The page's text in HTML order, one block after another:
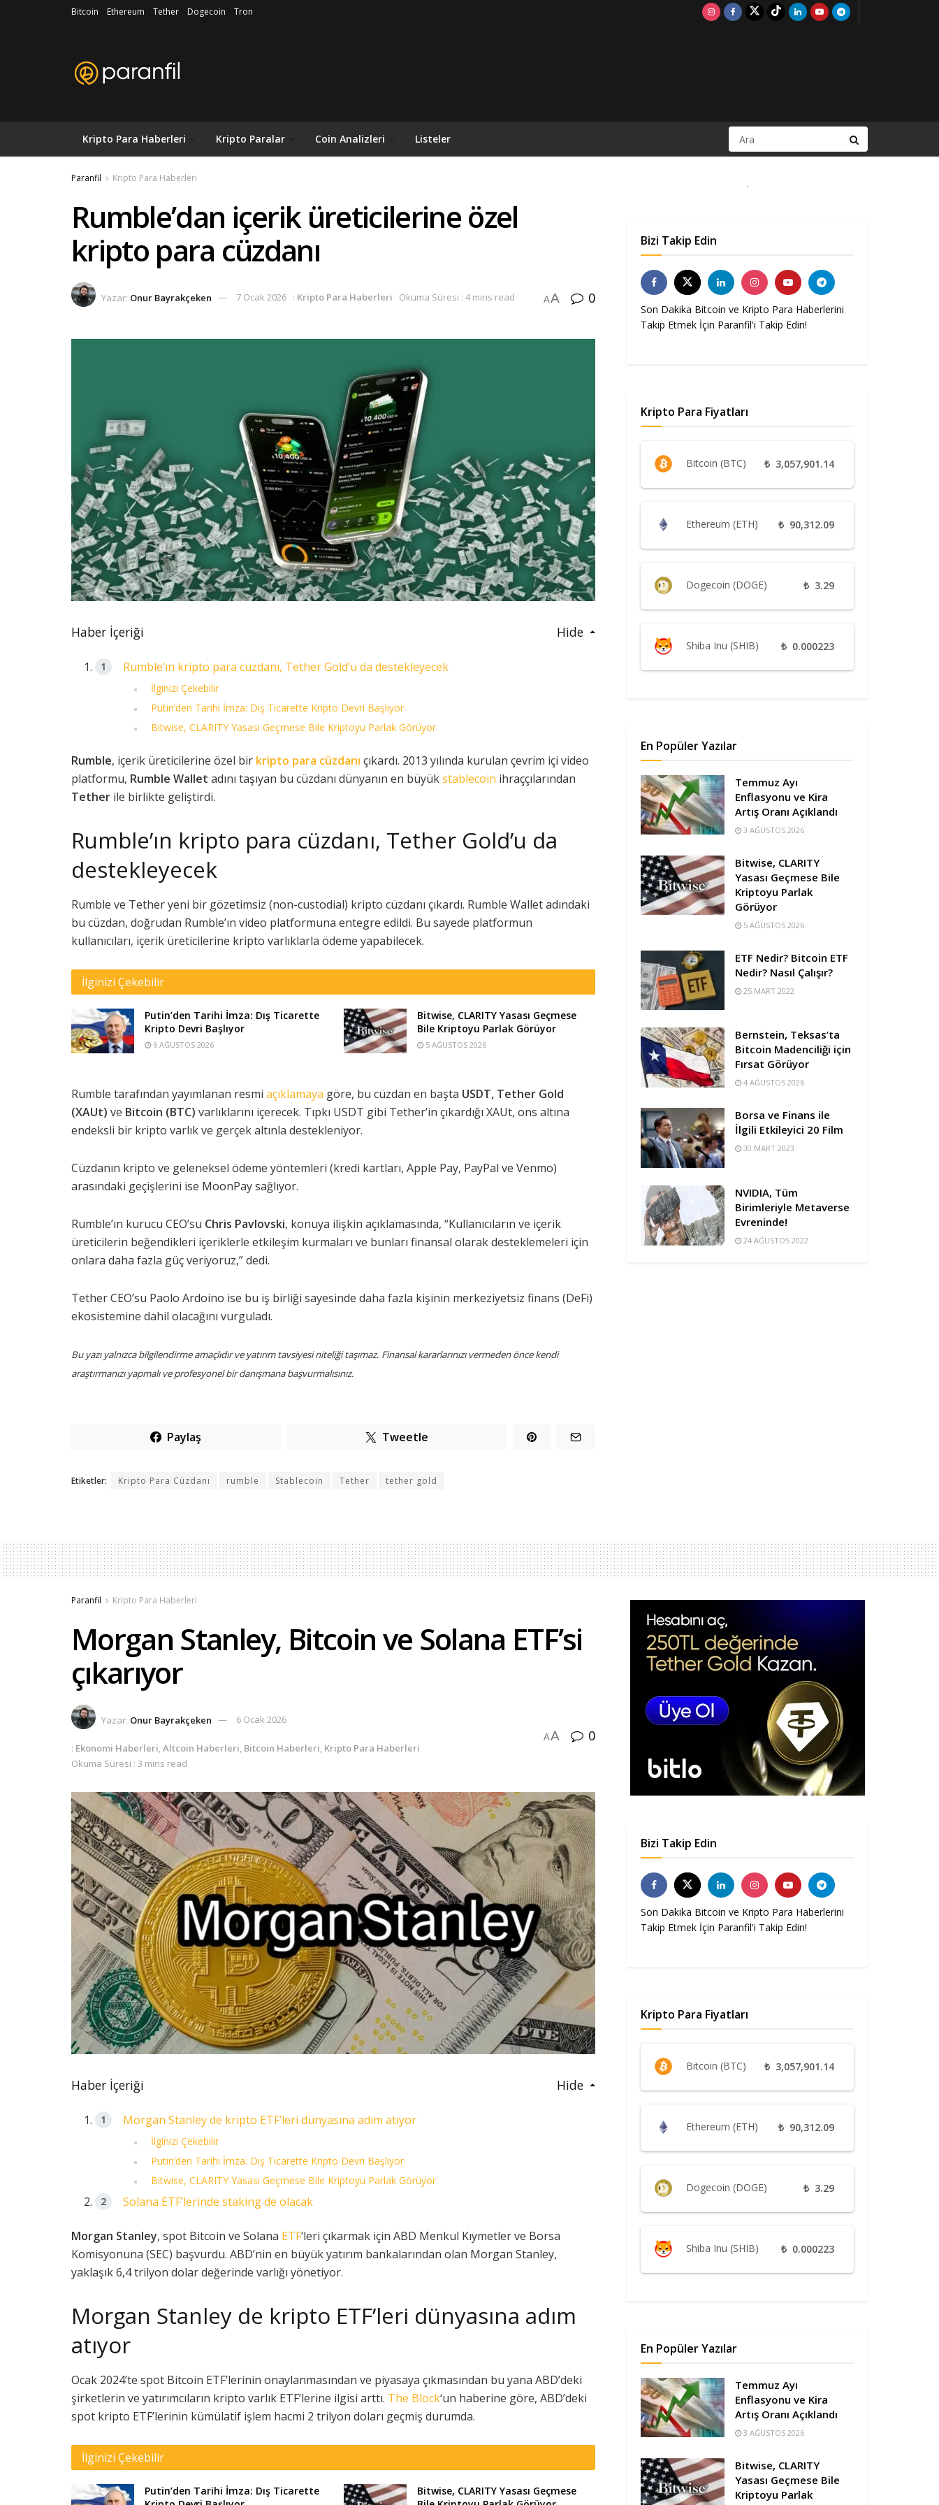
Bitcoin Ethereum Tether Dogecoin Tron
Kripto Para Haberleri Kripto Paralar Coin Analizleri Listeler
Paranfil Kripto Para Haberleri
Rumble’dan içerik üreticilerine özel
kripto para cüzdanı
Yazar: Onur Bayrakçeken 7 Ocak 2026 : Kripto Para Haberleri Okuma Süresi : 4 mins read AA 0
Haber İçeriği Hide
Rumble’ın kripto para cüzdanı, Tether Gold’u da destekleyecek
İlginizi Çekebilir
Putin’den Tarihi İmza: Dış Ticarette Kripto Devri Başlıyor
Bitwise, CLARITY Yasası Geçmese Bile Kriptoyu Parlak Görüyor
Rumble, içerik üreticilerine özel bir kripto para cüzdanı çıkardı. 2013 yılında kurulan çevrim içi video
platformu, Rumble Wallet adını taşıyan bu cüzdanı dünyanın en büyükstablecoin ihraççılarından
Tether ile birlikte geliştirdi.
Rumble’ın kripto para cüzdanı, Tether Gold’u da
destekleyecek
Rumble ve Tether yeni bir gözetimsiz (non-custodial) kripto cüzdanı çıkardı. Rumble Wallet adındaki
bu cüzdan, doğrudan Rumble’ın video platformuna entegre edildi. Bu sayede platformun
kullanıcıları, içerik üreticilerine kripto varlıklarla ödeme yapabilecek.
İlginizi Çekebilir
Putin’den Tarihi İmza: Dış Ticarette
Kripto Devri Başlıyor
6 AĞUSTOS 2026
Bitwise, CLARITY Yasası Geçmese
Bile Kriptoyu Parlak Görüyor
5 AĞUSTOS 2026
Rumble tarafından yayımlanan resmi açıklamaya göre, bu cüzdan en başta USDT, Tether Gold
(XAUt) ve Bitcoin (BTC) varlıklarını içerecek. Tıpkı USDT gibi Tether’in çıkardığı XAUt, ons altına
endeksli bir kripto varlık ve gerçek altınla destekleniyor.
Cüzdanın kripto ve geleneksel ödeme yöntemleri (kredi kartları, Apple Pay, PayPal ve Venmo)
arasındaki geçişlerini ise MoonPay sağlıyor.
Rumble’ın kurucu CEO’su Chris Pavlovski, konuya ilişkin açıklamasında, “Kullanıcıların ve içerik
üreticilerin beğendikleri içeriklerle etkileşim kurmaları ve bunları finansal olarak desteklemeleri için
onlara daha fazla güç veriyoruz,” dedi.
Tether CEO’su Paolo Ardoino ise bu iş birliği sayesinde daha fazla kişinin merkeziyetsiz finans (DeFi)
ekosistemine dahil olacağını vurguladı.
Bu yazı yalnızca bilgilendirme amaçlıdır ve yatırım tavsiyesi niteliği taşımaz. Finansal kararlarınızı vermeden önce kendi
araştırmanızı yapmalı ve profesyonel bir danışmana başvurmalısınız.
Paylaş Tweetle
Etiketler: Kripto Para Cüzdanı rumble Stablecoin Tether tether gold
Bizi Takip Edin
Son Dakika Bitcoin ve Kripto Para Haberlerini
Takip Etmek İçin Paranfil'i Takip Edin!
Kripto Para Fiyatları
Bitcoin (BTC) ₺ 3,057,901.14
Ethereum (ETH) ₺ 90,312.09
Dogecoin (DOGE) ₺ 3.29
Shiba Inu (SHIB) ₺ 0.000223
En Popüler Yazılar
Temmuz Ayı
Enflasyonu ve Kira
Artış Oranı Açıklandı
3 AĞUSTOS 2026
Bitwise, CLARITY
Yasası Geçmese Bile
Kriptoyu Parlak
Görüyor
5 AĞUSTOS 2026
ETF Nedir? Bitcoin ETF
Nedir? Nasıl Çalışır?
25 MART 2022
Bernstein, Teksas’ta
Bitcoin Madenciliği için
Fırsat Görüyor
4 AĞUSTOS 2026
Borsa ve Finans ile
İlgili Etkileyici 20 Film
30 MART 2023
NVIDIA, Tüm
Birimleriyle Metaverse
Evreninde!
24 AĞUSTOS 2022
Paranfil Kripto Para Haberleri
Morgan Stanley, Bitcoin ve Solana ETF’si
çıkarıyor
Yazar: Onur Bayrakçeken 6 Ocak 2026
: Ekonomi Haberleri,Altcoin Haberleri, Bitcoin Haberleri, Kripto Para Haberleri
Okuma Süresi : 3 mins read
AA 0
Haber İçeriği Hide
Morgan Stanley de kripto ETF’leri dünyasına adım atıyor
İlginizi Çekebilir
Putin’den Tarihi İmza: Dış Ticarette Kripto Devri Başlıyor
Bitwise, CLARITY Yasası Geçmese Bile Kriptoyu Parlak Görüyor
Solana ETF’lerinde staking de olacak
Morgan Stanley, spot Bitcoin ve Solana ETF‘leri çıkarmak için ABD Menkul Kıymetler ve Borsa
Komisyonuna (SEC) başvurdu. ABD’nin en büyük yatırım bankalarından olan Morgan Stanley,
yaklaşık 6,4 trilyon dolar değerinde varlığı yönetiyor.
Morgan Stanley de kripto ETF’leri dünyasına adım
atıyor
Ocak 2024’te spot Bitcoin ETF’lerinin onaylanmasından ve piyasaya çıkmasından bu yana ABD’deki
şirketlerin ve yatırımcıların kripto varlık ETF’lerine ilgisi arttı. The Block‘un haberine göre, ABD’deki
spot kripto ETF’lerinin kümülatif işlem hacmi 2 trilyon doları geçmiş durumda.
İlginizi Çekebilir
Putin’den Tarihi İmza: Dış Ticarette
Bitwise, CLARITY Yasası Geçmese
Bizi Takip Edin
Son Dakika Bitcoin ve Kripto Para Haberlerini
Takip Etmek İçin Paranfil'i Takip Edin!
Kripto Para Fiyatları
Bitcoin (BTC) ₺ 3,057,901.14
Ethereum (ETH) ₺ 90,312.09
Dogecoin (DOGE) ₺ 3.29
Shiba Inu (SHIB) ₺ 0.000223
En Popüler Yazılar
Temmuz Ayı
Enflasyonu ve Kira
Artış Oranı Açıklandı
3 AĞUSTOS 2026
Bitwise, CLARITY
Yasası Geçmese Bile
Kriptoyu Parlak